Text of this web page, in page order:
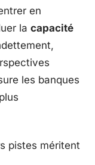
en
la capacité
les banques
pistes méritent